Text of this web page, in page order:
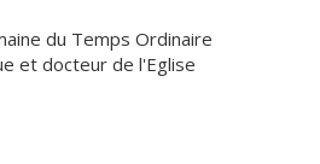
du Temps Ordinaire
et docteur de l'Eglise